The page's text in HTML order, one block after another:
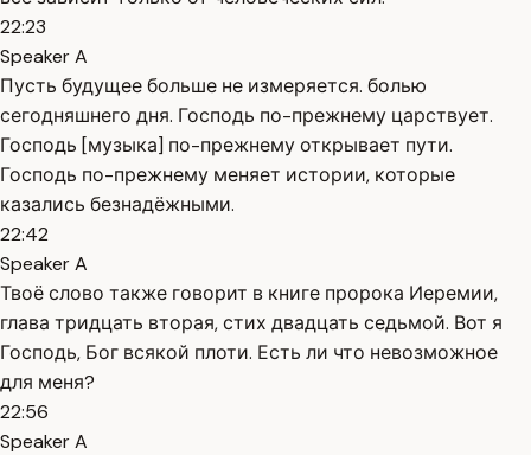
22:23
Speaker A
Пусть будущее больше не измеряется. болью
сегодняшнего дня. Господь по-прежнему царствует.
Господь [музыка] по-прежнему открывает пути.
Господь по-прежнему меняет истории, которые
казались безнадёжными.
22:42
Speaker A
Твоё слово также говорит в книге пророка Иеремии,
глава тридцать вторая, стих двадцать седьмой. Вот я
Господь, Бог всякой плоти. Есть ли что невозможное
для меня?
22:56
Speaker A